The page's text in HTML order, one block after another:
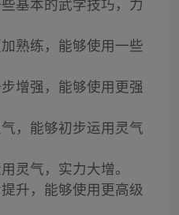
熟练，能够使用一些
增强，能够使用更强
，能够初步运用灵气
灵气，实力大增。
升，能够使用更高级